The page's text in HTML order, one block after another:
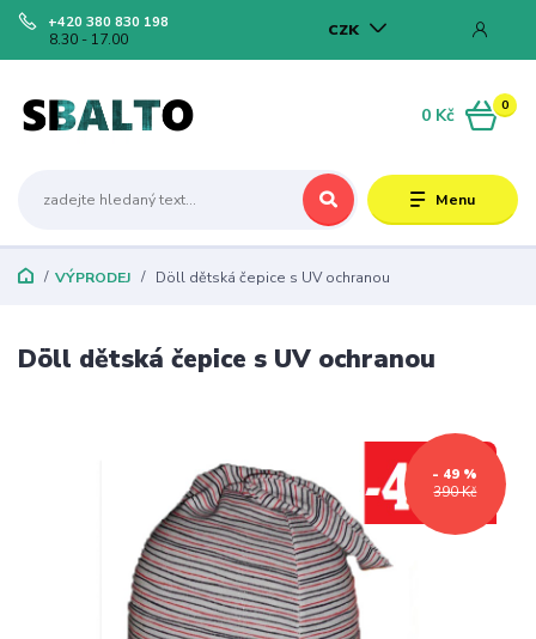
Menu
CZK
+420 380 830 198
8.30 - 17.00
0
0 Kč
VÝPRODEJ Döll dětská čepice s UV ochranou
Döll dětská čepice s UV ochranou
390 Kč
- 49 %